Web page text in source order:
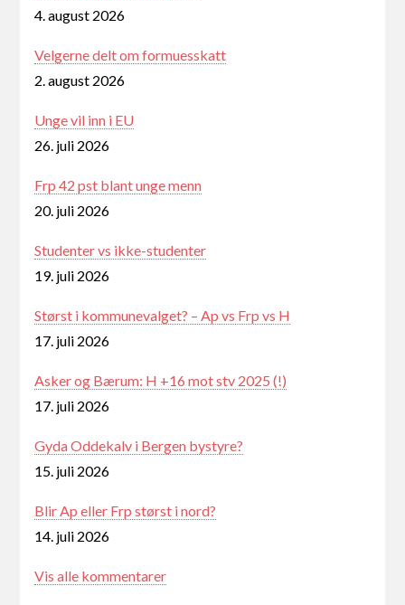
4. august 2026
Velgerne delt om formuesskatt
2. august 2026
Unge vil inn i EU
26. juli 2026
Frp 42 pst blant unge menn
20. juli 2026
Studenter vs ikke-studenter
19. juli 2026
Størst i kommunevalget? – Ap vs Frp vs H
17. juli 2026
Asker og Bærum: H +16 mot stv 2025 (!)
17. juli 2026
Gyda Oddekalv i Bergen bystyre?
15. juli 2026
Blir Ap eller Frp størst i nord?
14. juli 2026
Vis alle kommentarer